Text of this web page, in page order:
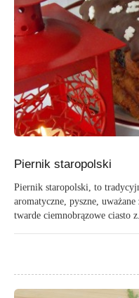
Piernik staropolski
Piernik staropolski, to
aromatyczne, pyszne,
twarde ciemnobrązowe ciasto